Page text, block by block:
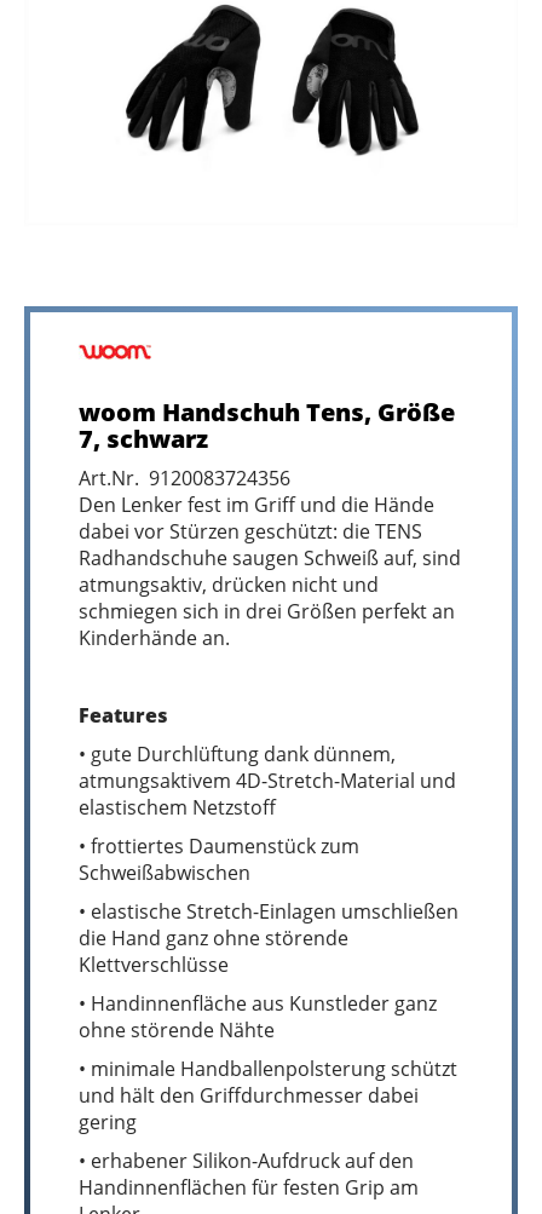
woom Handschuh Tens, Größe
7, schwarz
Art.Nr. 9120083724356
Den Lenker fest im Griff und die Hände
dabei vor Stürzen geschützt: die TENS
Radhandschuhe saugen Schweiß auf, sind
atmungsaktiv, drücken nicht und
schmiegen sich in drei Größen perfekt an
Kinderhände an.
Features
• gute Durchlüftung dank dünnem,
atmungsaktivem 4D-Stretch-Material und
elastischem Netzstoff
• frottiertes Daumenstück zum
Schweißabwischen
• elastische Stretch-Einlagen umschließen
die Hand ganz ohne störende
Klettverschlüsse
• Handinnenfläche aus Kunstleder ganz
ohne störende Nähte
• minimale Handballenpolsterung schützt
und hält den Griffdurchmesser dabei
gering
• erhabener Silikon-Aufdruck auf den
Handinnenflächen für festen Grip am